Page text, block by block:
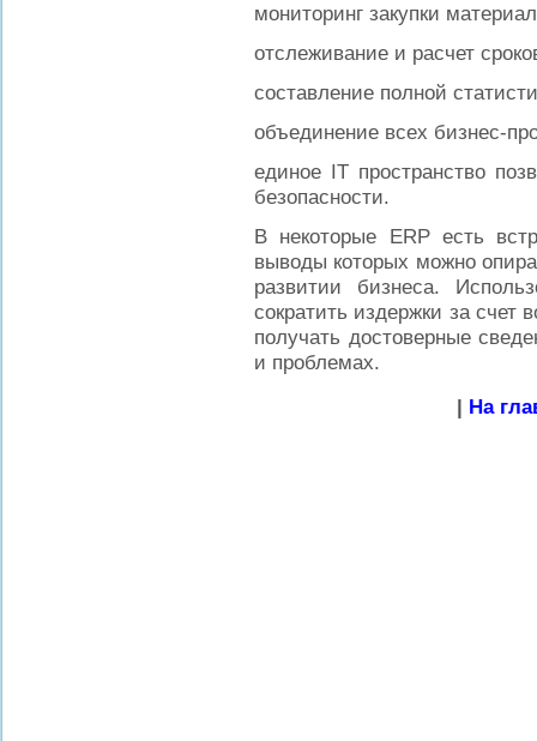
мониторинг закупки
отслеживание и расчет
составление полной
объединение всех бизнес-
единое IT пространство
безопасности.
В некоторые ERP есть
выводы которых можно
развитии бизнеса.
сократить издержки за счет
получать достоверные
и проблемах.
| На